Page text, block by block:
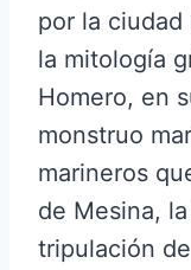
por la
la mitología
Homero, en
monstruo
marineros
de Mesina,
tripulación